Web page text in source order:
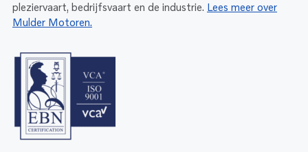
pleziervaart, bedrijfsvaart en de industrie. Lees meer over
Mulder Motoren.